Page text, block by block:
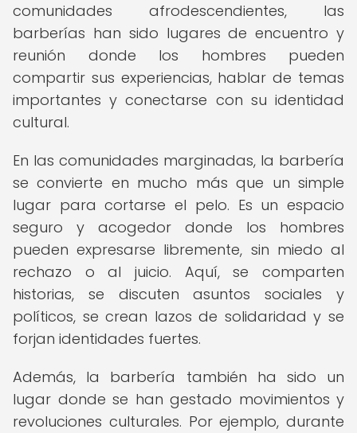
comunidades afrodescendientes, las
barberías han sido lugares de encuentro y
reunión donde los hombres pueden
compartir sus experiencias, hablar de temas
importantes y conectarse con su identidad
cultural.
En las comunidades marginadas, la barbería
se convierte en mucho más que un simple
lugar para cortarse el pelo. Es un espacio
seguro y acogedor donde los hombres
pueden expresarse libremente, sin miedo al
rechazo o al juicio. Aquí, se comparten
historias, se discuten asuntos sociales y
políticos, se crean lazos de solidaridad y se
forjan identidades fuertes.
Además, la barbería también ha sido un
lugar donde se han gestado movimientos y
revoluciones culturales. Por ejemplo, durante